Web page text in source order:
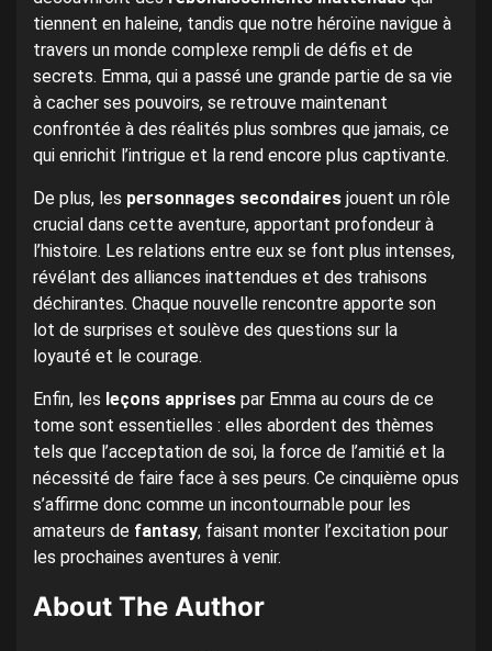
tiennent en haleine, tandis que notre héroïne navigue à
travers un monde complexe rempli de défis et de
secrets. Emma, qui a passé une grande partie de sa vie
à cacher ses pouvoirs, se retrouve maintenant
confrontée à des réalités plus sombres que jamais, ce
qui enrichit l’intrigue et la rend encore plus captivante.
De plus, les personnages secondaires jouent un rôle
crucial dans cette aventure, apportant profondeur à
l’histoire. Les relations entre eux se font plus intenses,
révélant des alliances inattendues et des trahisons
déchirantes. Chaque nouvelle rencontre apporte son
lot de surprises et soulève des questions sur la
loyauté et le courage.
Enfin, les leçons apprises par Emma au cours de ce
tome sont essentielles : elles abordent des thèmes
tels que l’acceptation de soi, la force de l’amitié et la
nécessité de faire face à ses peurs. Ce cinquième opus
s’affirme donc comme un incontournable pour les
amateurs de fantasy, faisant monter l’excitation pour
les prochaines aventures à venir.
About The Author